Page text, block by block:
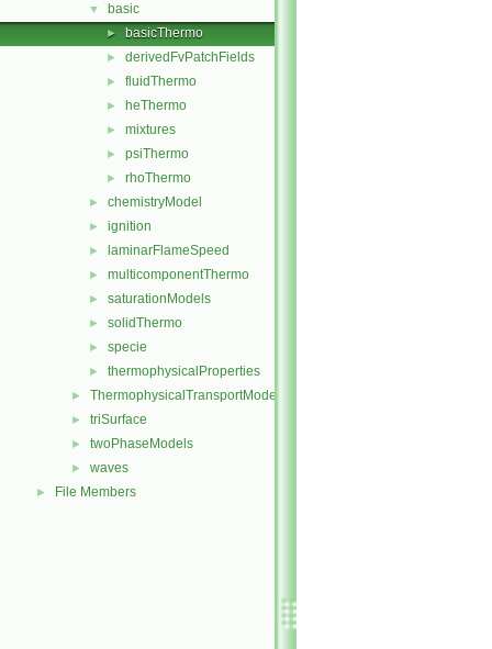
▼ basic
► basicThermo
► derivedFvPatchFields
► fluidThermo
► heThermo
► mixtures
► psiThermo
► rhoThermo
► chemistryModel
► ignition
► laminarFlameSpeed
► multicomponentThermo
► saturationModels
► solidThermo
► specie
► thermophysicalProperties
► ThermophysicalTransportModels
► triSurface
► twoPhaseModels
► waves
► File Members